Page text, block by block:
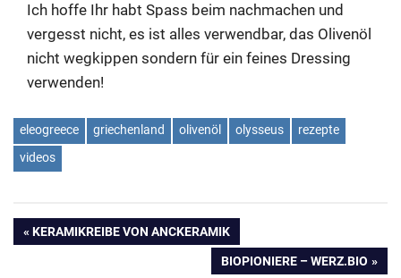
Ich hoffe Ihr habt Spass beim nachmachen und
vergesst nicht, es ist alles verwendbar, das Olivenöl
nicht wegkippen sondern für ein feines Dressing
verwenden!
eleogreece griechenland olivenöl olysseus
rezepte
videos
Beitragsnavigation
VORHERIGER
KERAMIKREIBE VON ANCKERAMIK
NÄCHSTER
BIOPIONIERE – WERZ.BIO